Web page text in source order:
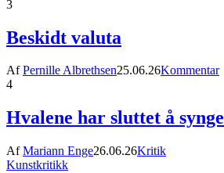
3
Beskidt valuta
AfPernille Albrethsen25.06.26Kommentar
4
Hvalene har sluttet å synge
AfMariann Enge26.06.26Kritik
Kunstkritikk